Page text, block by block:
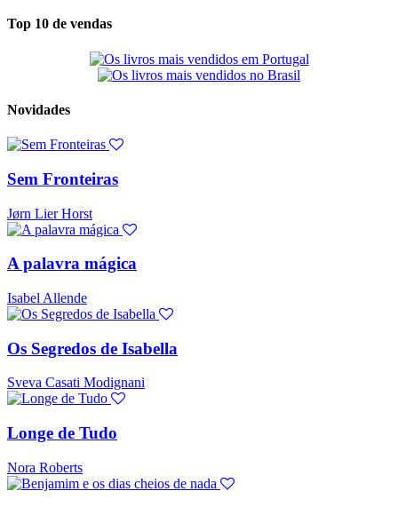
Top 10 de vendas
Novidades
Sem Fronteiras
Jørn Lier Horst
A palavra mágica
Isabel Allende
Os Segredos de Isabella
Sveva Casati Modignani
Longe de Tudo
Nora Roberts